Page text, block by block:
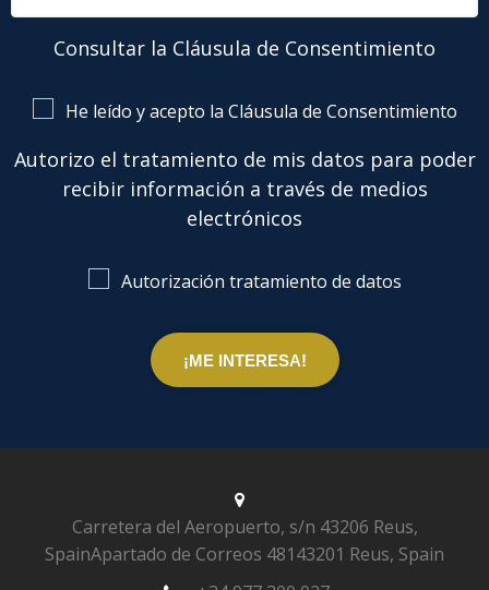
Consultar la Cláusula de Consentimiento
He leído y acepto la Cláusula de Consentimiento
Autorizo el tratamiento de mis datos para poder
recibir información a través de medios
electrónicos
Autorización tratamiento de datos
Carretera del Aeropuerto, s/n 43206 Reus,
SpainApartado de Correos 48143201 Reus, Spain